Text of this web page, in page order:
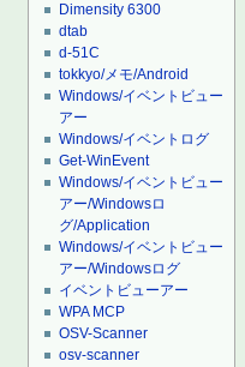
Dimensity 6300
dtab
d-51C
tokkyo/メモ/Android
Windows/イベントビュー
アー
Windows/イベントログ
Get-WinEvent
Windows/イベントビュー
アー/Windowsロ
グ/Application
Windows/イベントビュー
アー/Windowsログ
イベントビューアー
WPA MCP
OSV-Scanner
osv-scanner